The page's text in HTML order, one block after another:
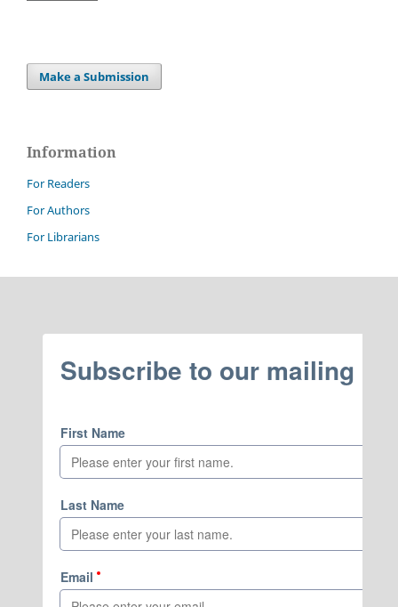
Make a Submission
Information
For Readers
For Authors
For Librarians